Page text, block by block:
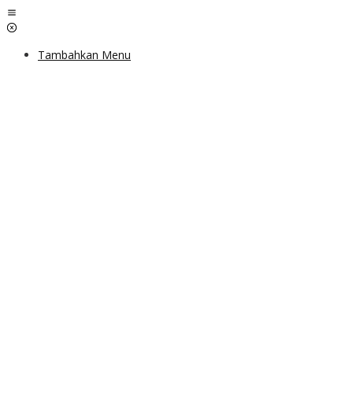
Lewati
ke
Tambahkan Menu